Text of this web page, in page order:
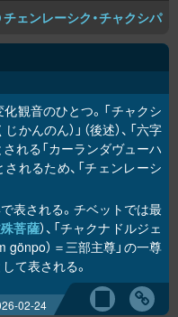
チェンレーシク・チャクシパ
観音のひとつ。「チャクシ
んのん）」（後述）、「六字
れる「カーランダヴューハ
れるため、「チェンレーシ
表される。チベットでは最
菩薩）、「チャクナドルジェ
gönpo）＝三部主尊」の一尊
て表される。
02-24